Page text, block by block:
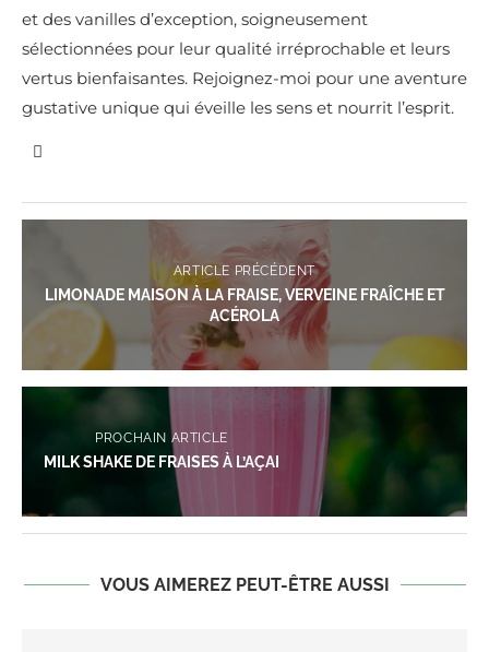
et des vanilles d’exception, soigneusement
sélectionnées pour leur qualité irréprochable et leurs
vertus bienfaisantes. Rejoignez-moi pour une aventure
gustative unique qui éveille les sens et nourrit l’esprit.
ARTICLE PRÉCÉDENT
LIMONADE MAISON À LA FRAISE, VERVEINE FRAÎCHE ET
ACÉROLA
PROCHAIN ARTICLE
MILK SHAKE DE FRAISES À L’AÇAI
VOUS AIMEREZ PEUT-ÊTRE AUSSI